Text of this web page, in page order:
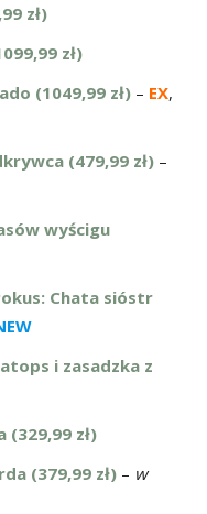
zł)
zł)
(1049,99 zł) – EX,
(479,99 zł) –
wyścigu
Chata sióstr
i zasadzka z
(329,99 zł)
(379,99 zł) – w